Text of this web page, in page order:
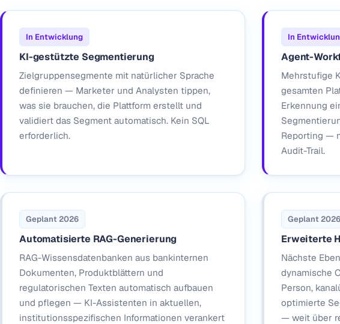
In Entwicklung
KI-gestützte Segmentierung
Zielgruppensegmente mit natürlicher Sprache
definieren — Marketer und Analysten tippen,
was sie brauchen, die Plattform erstellt und
validiert das Segment automatisch. Kein SQL
erforderlich.
In
Agent-
Mehrstufige
gesamten
Erkennung
Reporting —
Audit-Trail.
Geplant 2026
Automatisierte RAG-Generierung
RAG-Wissensdatenbanken aus bankinternen
Dokumenten, Produktblättern und
regulatorischen Texten automatisch aufbauen
und pflegen — KI-Assistenten in aktuellen,
institutionsspezifischen Informationen verankert
Geplant 2026
Erweiterte
Nächste
dynamische
Person,
optimierte
— weit über